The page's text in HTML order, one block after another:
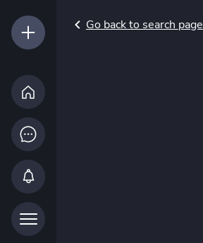
Go back to search page